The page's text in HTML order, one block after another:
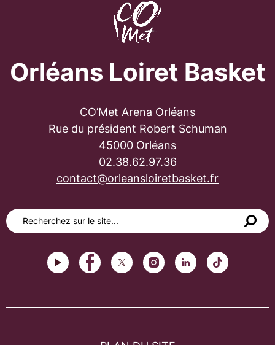
Orléans Loiret Basket
CO’Met Arena Orléans
Rue du président Robert Schuman
45000 Orléans
02.38.62.97.36
contact@orleansloiretbasket.fr